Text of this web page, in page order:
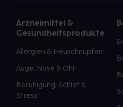
Arzneimittel &
Gesundheitsprodukte
Allergien & Heuschnupfen
Auge, Nase & Ohr
Beruhigung, Schlaf &
Stress